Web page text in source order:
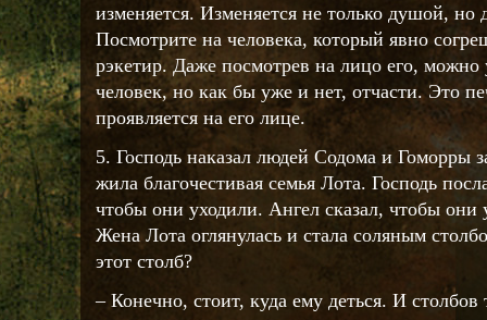
изменяется. Изменяется не только душой,
Посмотрите на человека, который явно
рэкетир. Даже посмотрев на лицо его, можно
человек, но как бы уже и нет, отчасти. Это
проявляется на его лице.
5. Господь наказал людей Содома и Гоморры
жила благочестивая семья Лота. Господь
чтобы они уходили. Ангел сказал, чтобы они
Жена Лота оглянулась и стала соляным
этот столб?
– Конечно, стоит, куда ему деться. И столбов